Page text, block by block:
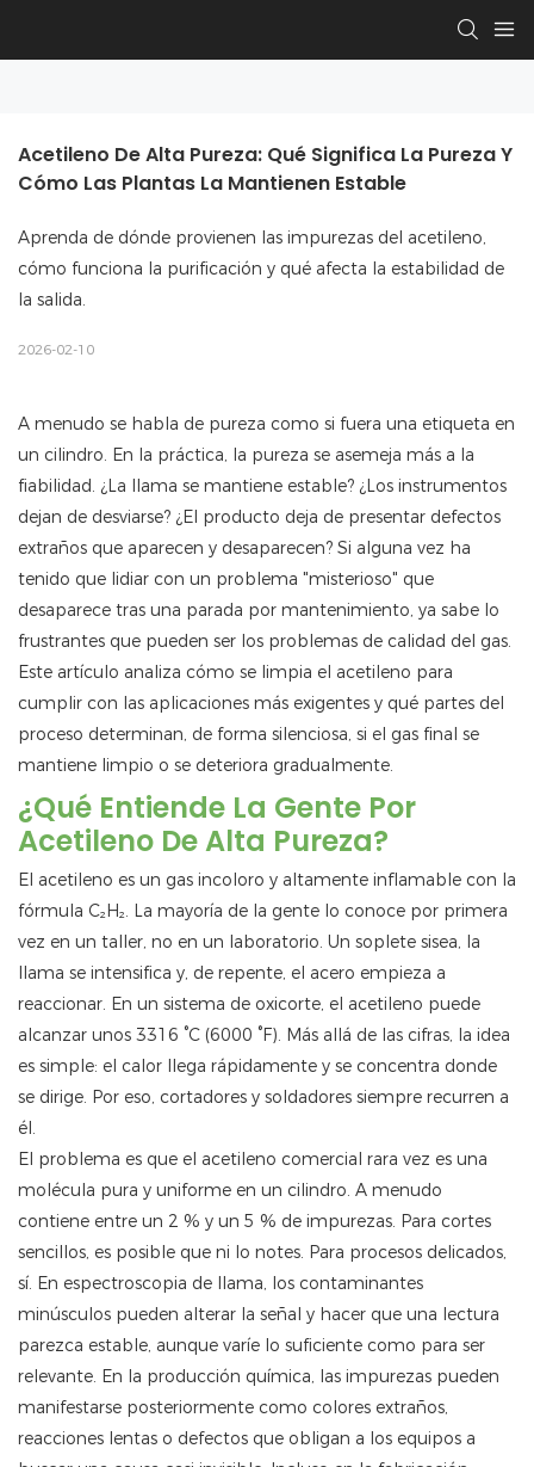
Acetileno De Alta Pureza: Qué Significa La Pureza Y
Cómo Las Plantas La Mantienen Estable
Aprenda de dónde provienen las impurezas del acetileno,
cómo funciona la purificación y qué afecta la estabilidad de
la salida.
2026-02-10
A menudo se habla de pureza como si fuera una etiqueta en
un cilindro. En la práctica, la pureza se asemeja más a la
fiabilidad. ¿La llama se mantiene estable? ¿Los instrumentos
dejan de desviarse? ¿El producto deja de presentar defectos
extraños que aparecen y desaparecen? Si alguna vez ha
tenido que lidiar con un problema "misterioso" que
desaparece tras una parada por mantenimiento, ya sabe lo
frustrantes que pueden ser los problemas de calidad del gas.
Este artículo analiza cómo se limpia el acetileno para
cumplir con las aplicaciones más exigentes y qué partes del
proceso determinan, de forma silenciosa, si el gas final se
mantiene limpio o se deteriora gradualmente.
¿Qué Entiende La Gente Por
Acetileno De Alta Pureza?
El acetileno es un gas incoloro y altamente inflamable con la
fórmula C₂H₂. La mayoría de la gente lo conoce por primera
vez en un taller, no en un laboratorio. Un soplete sisea, la
llama se intensifica y, de repente, el acero empieza a
reaccionar. En un sistema de oxicorte, el acetileno puede
alcanzar unos 3316 °C (6000 °F). Más allá de las cifras, la idea
es simple: el calor llega rápidamente y se concentra donde
se dirige. Por eso, cortadores y soldadores siempre recurren a
él.
El problema es que el acetileno comercial rara vez es una
molécula pura y uniforme en un cilindro. A menudo
contiene entre un 2 % y un 5 % de impurezas. Para cortes
sencillos, es posible que ni lo notes. Para procesos delicados,
sí. En espectroscopia de llama, los contaminantes
minúsculos pueden alterar la señal y hacer que una lectura
parezca estable, aunque varíe lo suficiente como para ser
relevante. En la producción química, las impurezas pueden
manifestarse posteriormente como colores extraños,
reacciones lentas o defectos que obligan a los equipos a